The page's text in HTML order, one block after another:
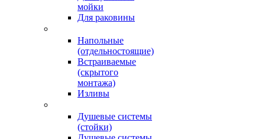
мойки
Для раковины
Напольные
(отдельностоящие)
Встраиваемые
(скрытого
монтажа)
Изливы
Душевые системы
(стойки)